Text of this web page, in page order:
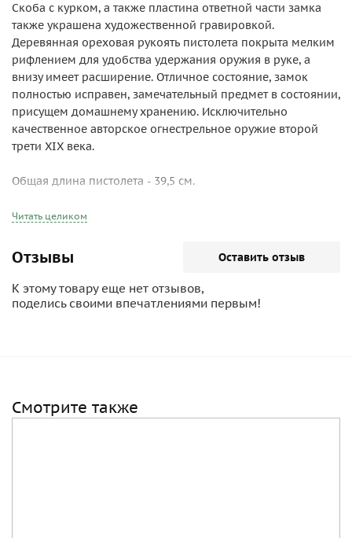
Скоба с курком, а также пластина ответной части замка
также украшена художественной гравировкой.
Деревянная ореховая рукоять пистолета покрыта мелким
рифлением для удобства удержания оружия в руке, а
внизу имеет расширение. Отличное состояние, замок
полностью исправен, замечательный предмет в состоянии,
присущем домашнему хранению. Исключительно
качественное авторское огнестрельное оружие второй
трети XIX века.
Общая длина пистолета - 39,5 см.
Калибр - 12 мм.
Читать целиком
Отзывы Оставить отзыв
К этому товару еще нет отзывов,
поделись своими впечатлениями первым!
Смотрите также